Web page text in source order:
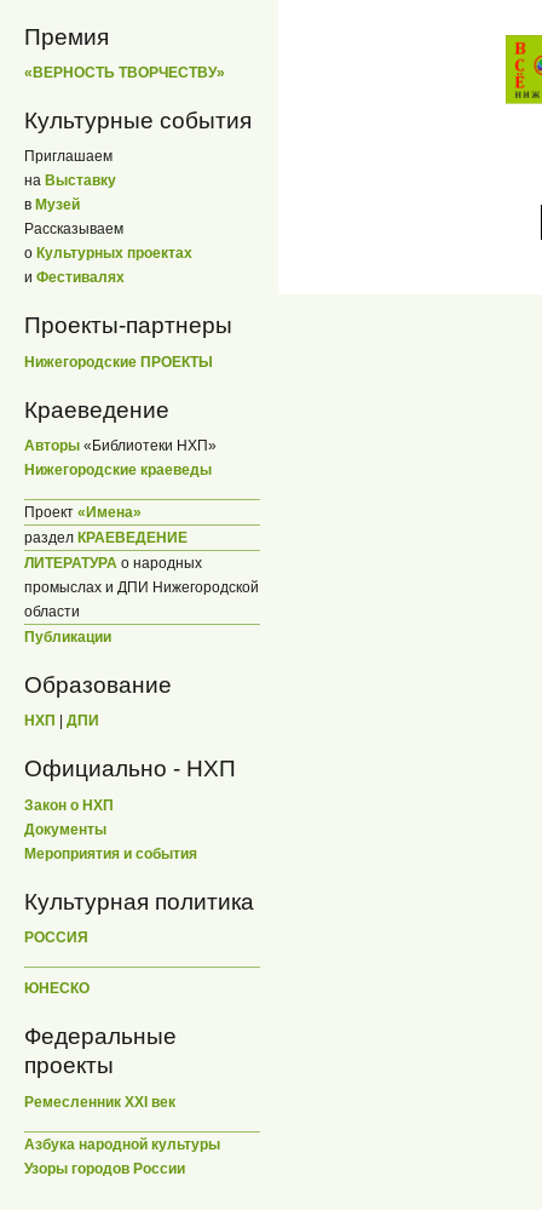
Премия
«ВЕРНОСТЬ ТВОРЧЕСТВУ»
Культурные события
Приглашаем
на Выставку
в Музей
Рассказываем
о Культурных проектах
и Фестивалях
Проекты-партнеры
Нижегородские ПРОЕКТЫ
Краеведение
Авторы «Библиотеки НХП»
Нижегородские краеведы
Проект «Имена»
раздел КРАЕВЕДЕНИЕ
ЛИТЕРАТУРА о народных
промыслах и ДПИ Нижегородской
области
Публикации
Образование
НХП ДПИ
Официально - НХП
Закон о НХП
Документы
Мероприятия и события
Культурная политика
РОССИЯ
ЮНЕСКО
Федеральные
проекты
Ремесленник XXI век
Азбука народной культуры
Узоры городов России